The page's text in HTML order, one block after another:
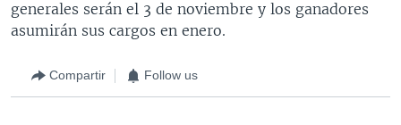
generales serán el 3 de noviembre y los ganadores
asumirán sus cargos en enero.
Compartir Follow us